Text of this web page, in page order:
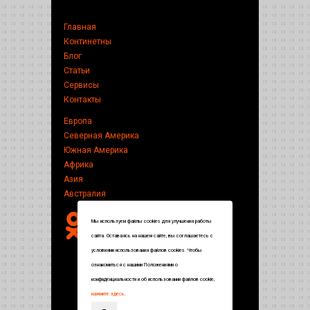
Главная
Континетны
Блог
Статьи
Сервисы
Контакты
Европа
Северная Америка
Южная Америка
Африка
Азия
Австралия
Мы используем файлы cookies для улучшения работы
сайта. Оставаясь на нашем сайте, вы соглашаетесь с
условиями использования файлов cookies. Чтобы
ознакомиться с нашими Положениями о
конфиденциальности и об использовании файлов cookie,
нажмите здесь.